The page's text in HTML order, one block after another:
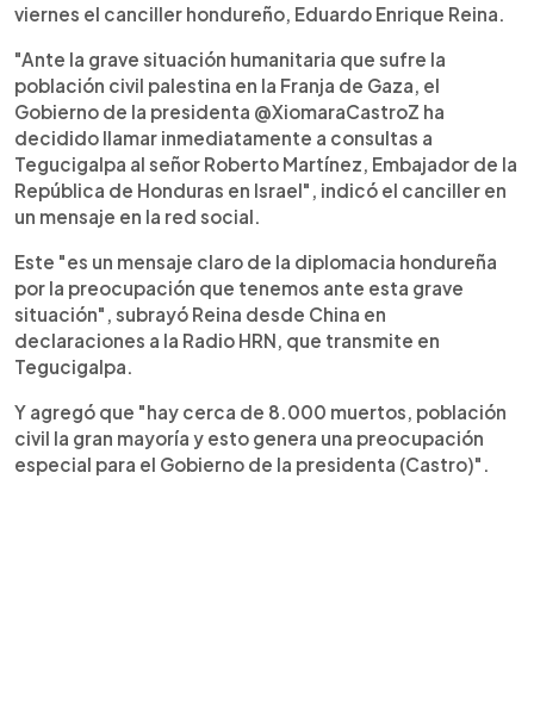
viernes el canciller hondureño, Eduardo Enrique Reina.
"Ante la grave situación humanitaria que sufre la
población civil palestina en la Franja de Gaza, el
Gobierno de la presidenta @XiomaraCastroZ ha
decidido llamar inmediatamente a consultas a
Tegucigalpa al señor Roberto Martínez, Embajador de la
República de Honduras en Israel", indicó el canciller en
un mensaje en la red social.
Este "es un mensaje claro de la diplomacia hondureña
por la preocupación que tenemos ante esta grave
situación", subrayó Reina desde China en
declaraciones a la Radio HRN, que transmite en
Tegucigalpa.
Y agregó que "hay cerca de 8.000 muertos, población
civil la gran mayoría y esto genera una preocupación
especial para el Gobierno de la presidenta (Castro)".